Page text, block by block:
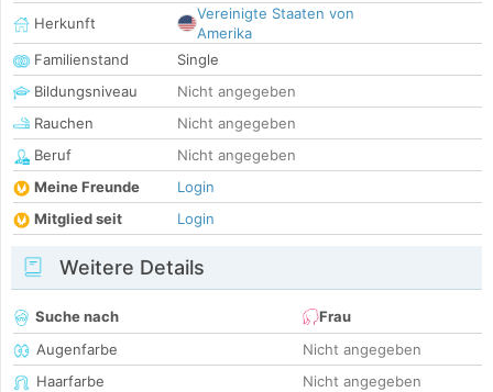
Herkunft
Vereinigte Staaten von
Amerika
Familienstand
Single
Bildungsniveau
Nicht angegeben
Rauchen
Nicht angegeben
Beruf
Nicht angegeben
Meine Freunde
Login
Mitglied seit
Login
Weitere Details
Suche nach
Frau
Augenfarbe
Nicht angegeben
Haarfarbe
Nicht angegeben